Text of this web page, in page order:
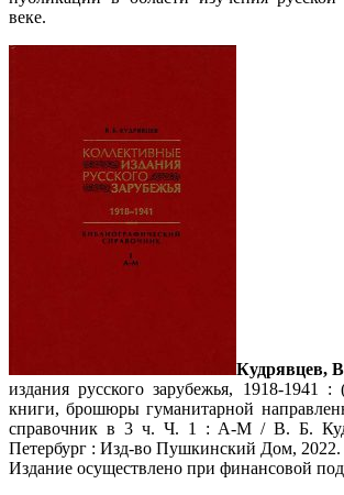
веке.
Кудрявцев,
издания русского зарубежья, 1918-1941
книги, брошюры гуманитарной
справочник в 3 ч. Ч. 1 : А-М / В. Б.
Петербург : Изд-во Пушкинский Дом, 2022.
Издание осуществлено при финансовой